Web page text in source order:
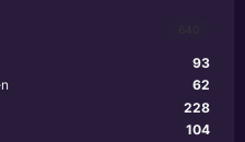
93
62
228
104